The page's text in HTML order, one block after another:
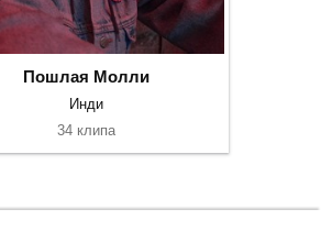
Пошлая Молли
Инди
34 клипа